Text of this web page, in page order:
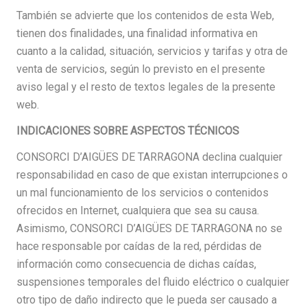
También se advierte que los contenidos de esta Web,
tienen dos finalidades, una finalidad informativa en
cuanto a la calidad, situación, servicios y tarifas y otra de
venta de servicios, según lo previsto en el presente
aviso legal y el resto de textos legales de la presente
web.
INDICACIONES SOBRE ASPECTOS TÉCNICOS
CONSORCI D’AIGÜES DE TARRAGONA declina cualquier
responsabilidad en caso de que existan interrupciones o
un mal funcionamiento de los servicios o contenidos
ofrecidos en Internet, cualquiera que sea su causa.
Asimismo, CONSORCI D’AIGÜES DE TARRAGONA no se
hace responsable por caídas de la red, pérdidas de
información como consecuencia de dichas caídas,
suspensiones temporales del fluido eléctrico o cualquier
otro tipo de daño indirecto que le pueda ser causado a